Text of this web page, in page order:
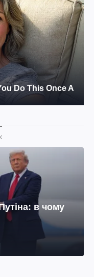
в чому